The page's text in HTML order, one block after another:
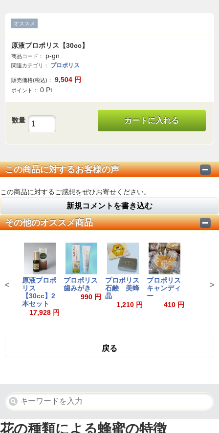
オススメ
原液プロポリス【30cc】
商品コード： p-gn
関連カテゴリ： プロポリス
販売価格(税込)： 9,504 円
ポイント： 0 Pt
数量 カートに入れる
この商品に対するお客様の声
この商品に対するご感想をぜひお寄せください。
新規コメントを書き込む
その他のオススメ商品
原液プロポ
リス
【30cc】2
本セット
17,928 円
プロポリス
歯みがき
990 円
プロポリス
石鹸 美蜂
晶
1,210 円
プロポリス
キャンディ
ー
410 円
< >
戻る
花の種類による蜂蜜の特徴